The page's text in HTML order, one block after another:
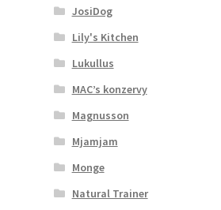
JosiDog
Lily's Kitchen
Lukullus
MAC’s konzervy
Magnusson
Mjamjam
Monge
Natural Trainer